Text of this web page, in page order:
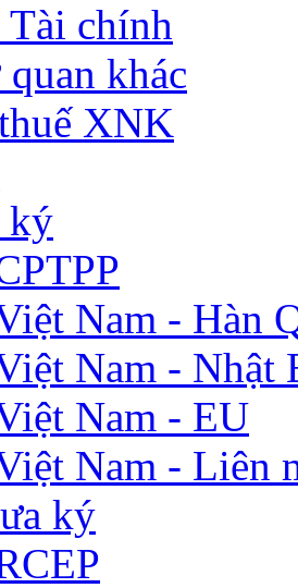
Tài chính
quan khác
XNK
ký
Nam - Hàn
Nam - Nhật
Nam - EU
Nam - Liên
ký